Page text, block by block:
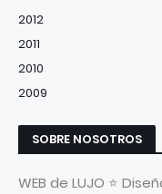
2012
2011
2010
2009
SOBRE NOSOTROS
WEB de LUJO ⭐